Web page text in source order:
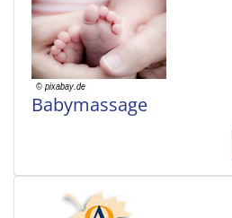
Babymassage